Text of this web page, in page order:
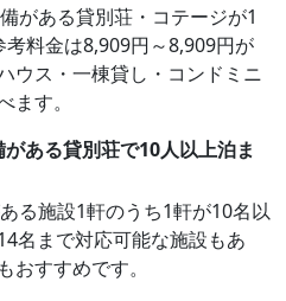
がある貸別荘・コテージが1
料金は8,909円～8,909円が
ウス・一棟貸し・コンドミニ
す。
ある貸別荘で10人以上泊ま
る施設1軒のうち1軒が10名以
名まで対応可能な施設もあ
おすすめです。